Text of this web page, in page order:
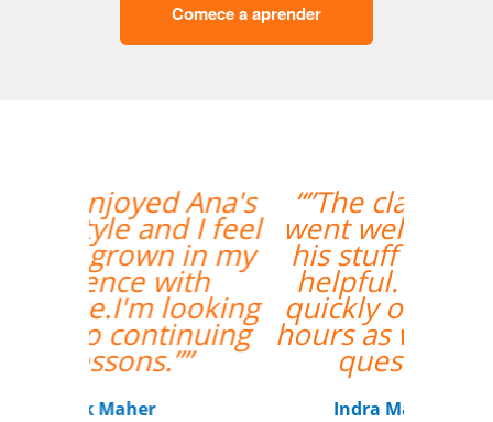
Comece a aprender
“”The class with Ivo
went well. He knows
his stuff and is very
helpful. He replies
quickly outside class
hours as well if I have
questions. ””